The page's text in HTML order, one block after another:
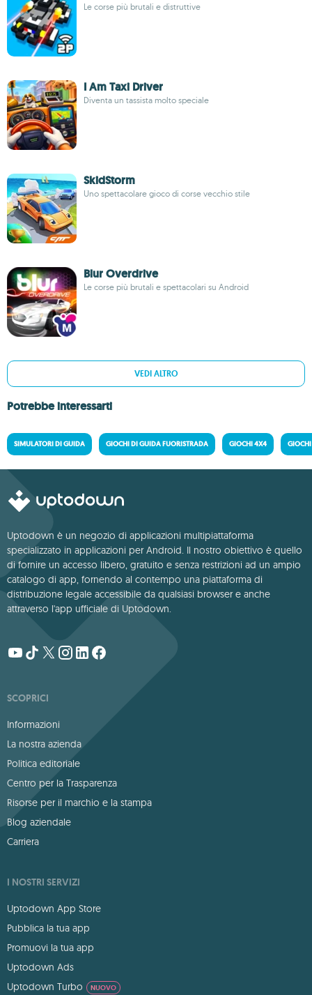
Le corse più brutali e distruttive
I Am Taxi Driver
Diventa un tassista molto speciale
SkidStorm
Uno spettacolare gioco di corse vecchio stile
Blur Overdrive
Le corse più brutali e spettacolari su Android
VEDI ALTRO
Potrebbe interessarti
SIMULATORI DI GUIDA GIOCHI DI GUIDA FUORISTRADA GIOCHI 4X4
Uptodown è un negozio di applicazioni multipiattaforma
specializzato in applicazioni per Android. Il nostro obiettivo è quello
di fornire un accesso libero, gratuito e senza restrizioni ad un ampio
catalogo di app, fornendo al contempo una piattaforma di
distribuzione legale accessibile da qualsiasi browser e anche
attraverso l'app ufficiale di Uptodown.
SCOPRICI
Informazioni
La nostra azienda
Politica editoriale
Centro per la Trasparenza
Risorse per il marchio e la stampa
Blog aziendale
Carriera
I NOSTRI SERVIZI
Uptodown App Store
Pubblica la tua app
Promuovi la tua app
Uptodown Ads
Uptodown Turbo
NUOVO